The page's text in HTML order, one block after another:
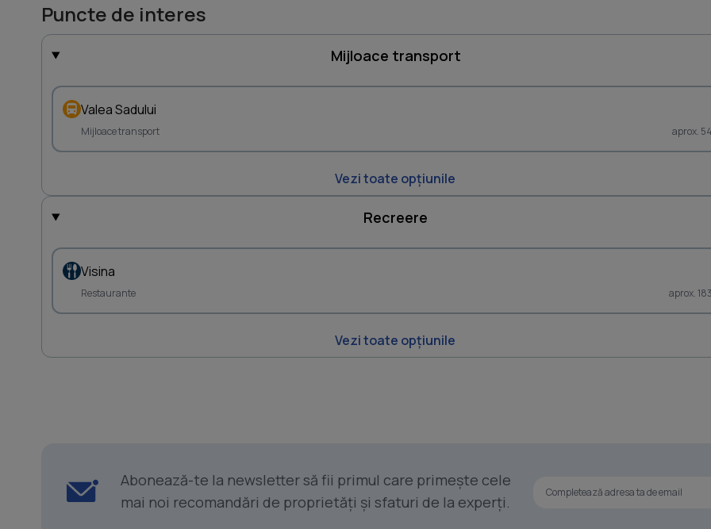
Puncte de interes
Mijloace transport
Valea Sadului
Mijloace transport aprox.
Vezi toate opțiunile
Recreere
Visina
Restaurante aprox.
Vezi toate opțiunile
Abonează-te la newsletter să fii primul care primește cele
mai noi recomandări de proprietăți și sfaturi de la experți.